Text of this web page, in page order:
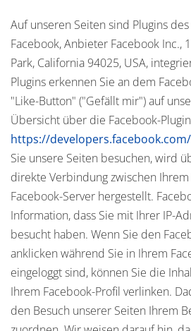
Auf unseren Seiten sind Plugins
Facebook, Anbieter Facebook Inc.,
Park, California 94025, USA,
Plugins erkennen Sie an dem
"Like-Button" ("Gefällt mir") auf
Übersicht über die Facebook-
https://
Sie unsere Seiten besuchen, wird
direkte Verbindung zwischen
Facebook-Server hergestellt.
Information, dass Sie mit Ihrer IP-
besucht haben. Wenn Sie den
anklicken während Sie in Ihrem
eingeloggt sind, können Sie die
Ihrem Facebook-Profil verlinken.
den Besuch unserer Seiten Ihrem